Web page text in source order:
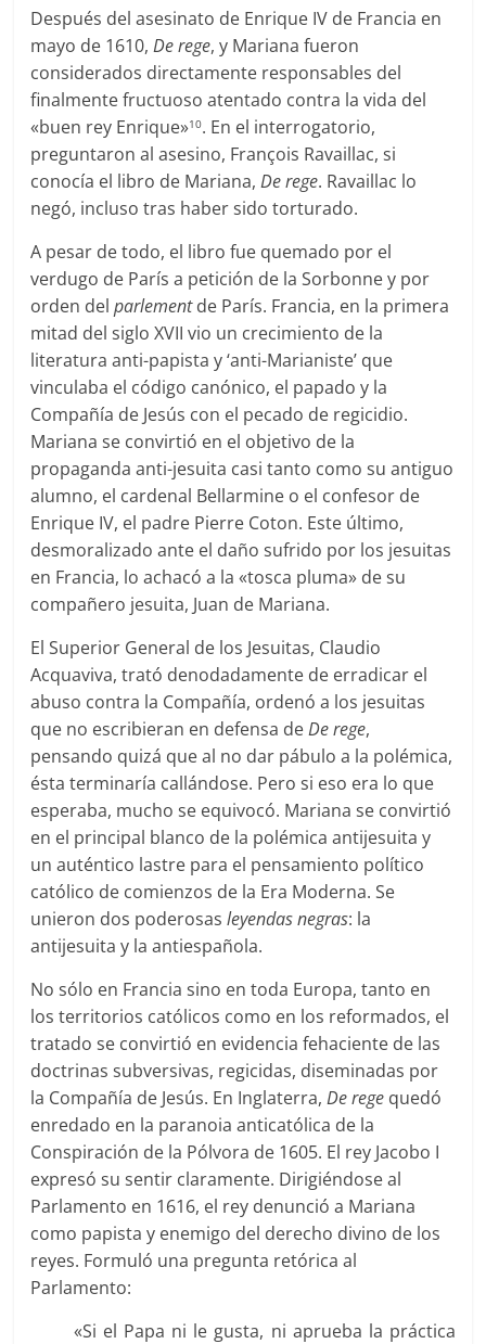
Después del asesinato de Enrique IV de Francia en
mayo de 1610,De rege, y Mariana fueron
considerados directamente responsables del
finalmente fructuoso atentado contra la vida del
«buen rey Enrique»10. En el interrogatorio,
preguntaron al asesino, François Ravaillac, si
conocía el libro de Mariana,De rege. Ravaillac lo
negó, incluso tras haber sido torturado.
A pesar de todo, el libro fue quemado por el
verdugo de París a petición de la Sorbonne y por
orden delparlementde París. Francia, en la primera
mitad del siglo XVII vio un crecimiento de la
literatura anti-papista y ‘anti-Marianiste’ que
vinculaba el código canónico, el papado y la
Compañía de Jesús con el pecado de regicidio.
Mariana se convirtió en el objetivo de la
propaganda anti-jesuita casi tanto como su antiguo
alumno, el cardenal Bellarmine o el confesor de
Enrique IV, el padre Pierre Coton. Este último,
desmoralizado ante el daño sufrido por los jesuitas
en Francia, lo achacó a la «tosca pluma» de su
compañero jesuita, Juan de Mariana.
El Superior General de los Jesuitas, Claudio
Acquaviva, trató denodadamente de erradicar el
abuso contra la Compañía, ordenó a los jesuitas
que no escribieran en defensa deDe rege,
pensando quizá que al no dar pábulo a la polémica,
ésta terminaría callándose. Pero si eso era lo que
esperaba, mucho se equivocó. Mariana se convirtió
en el principal blanco de la polémica antijesuita y
un auténtico lastre para el pensamiento político
católico de comienzos de la Era Moderna. Se
unieron dos poderosasleyendas negras: la
antijesuita y la antiespañola.
No sólo en Francia sino en toda Europa, tanto en
los territorios católicos como en los reformados, el
tratado se convirtió en evidencia fehaciente de las
doctrinas subversivas, regicidas, diseminadas por
la Compañía de Jesús. En Inglaterra,De rege quedó
enredado en la paranoia anticatólica de la
Conspiración de la Pólvora de 1605. El rey Jacobo I
expresó su sentir claramente. Dirigiéndose al
Parlamento en 1616, el rey denunció a Mariana
como papista y enemigo del derecho divino de los
reyes. Formuló una pregunta retórica al
Parlamento:
«Si el Papa ni le gusta, ni aprueba la práctica